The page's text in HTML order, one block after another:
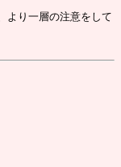
より一層の注意をして